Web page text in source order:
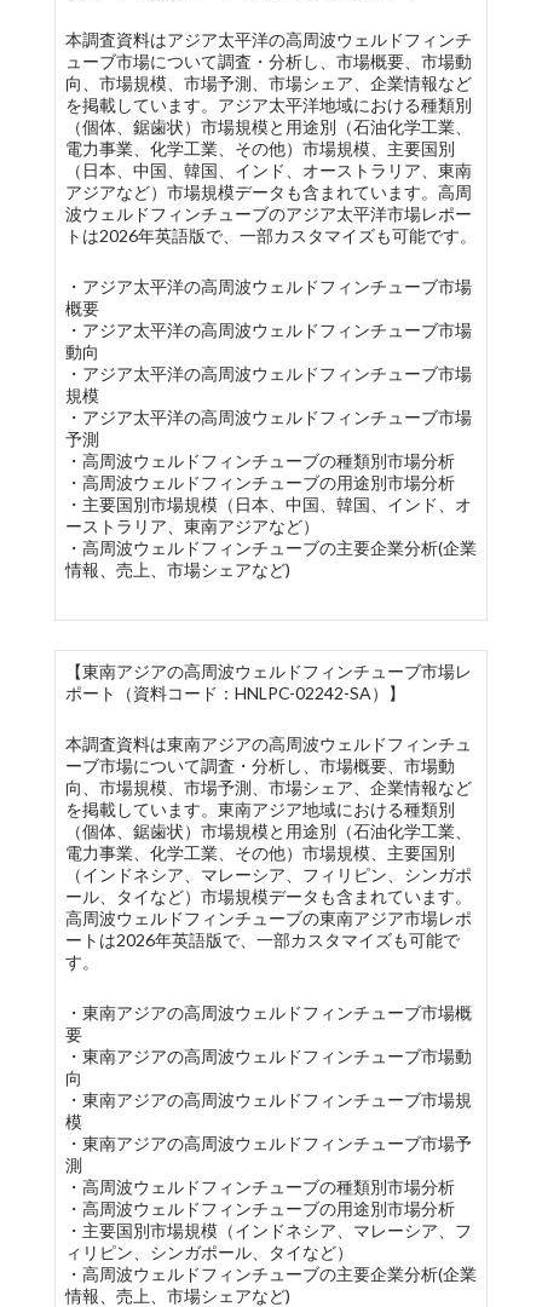
本調査資料はアジア太平洋の高周波ウェルドフィンチ
ューブ市場について調査・分析し、市場概要、市場動
向、市場規模、市場予測、市場シェア、企業情報など
を掲載しています。アジア太平洋地域における種類別
（個体、鋸歯状）市場規模と用途別（石油化学工業、
電力事業、化学工業、その他）市場規模、主要国別
（日本、中国、韓国、インド、オーストラリア、東南
アジアなど）市場規模データも含まれています。高周
波ウェルドフィンチューブのアジア太平洋市場レポー
トは2026年英語版で、一部カスタマイズも可能です。
・アジア太平洋の高周波ウェルドフィンチューブ市場
概要
・アジア太平洋の高周波ウェルドフィンチューブ市場
動向
・アジア太平洋の高周波ウェルドフィンチューブ市場
規模
・アジア太平洋の高周波ウェルドフィンチューブ市場
予測
・高周波ウェルドフィンチューブの種類別市場分析
・高周波ウェルドフィンチューブの用途別市場分析
・主要国別市場規模（日本、中国、韓国、インド、オ
ーストラリア、東南アジアなど）
・高周波ウェルドフィンチューブの主要企業分析(企業
情報、売上、市場シェアなど)
【東南アジアの高周波ウェルドフィンチューブ市場レ
ポート（資料コード：HNLPC-02242-SA）】
本調査資料は東南アジアの高周波ウェルドフィンチュ
ーブ市場について調査・分析し、市場概要、市場動
向、市場規模、市場予測、市場シェア、企業情報など
を掲載しています。東南アジア地域における種類別
（個体、鋸歯状）市場規模と用途別（石油化学工業、
電力事業、化学工業、その他）市場規模、主要国別
（インドネシア、マレーシア、フィリピン、シンガポ
ール、タイなど）市場規模データも含まれています。
高周波ウェルドフィンチューブの東南アジア市場レポ
ートは2026年英語版で、一部カスタマイズも可能で
す。
・東南アジアの高周波ウェルドフィンチューブ市場概
要
・東南アジアの高周波ウェルドフィンチューブ市場動
向
・東南アジアの高周波ウェルドフィンチューブ市場規
模
・東南アジアの高周波ウェルドフィンチューブ市場予
測
・高周波ウェルドフィンチューブの種類別市場分析
・高周波ウェルドフィンチューブの用途別市場分析
・主要国別市場規模（インドネシア、マレーシア、フ
ィリピン、シンガポール、タイなど）
・高周波ウェルドフィンチューブの主要企業分析(企業
情報、売上、市場シェアなど)